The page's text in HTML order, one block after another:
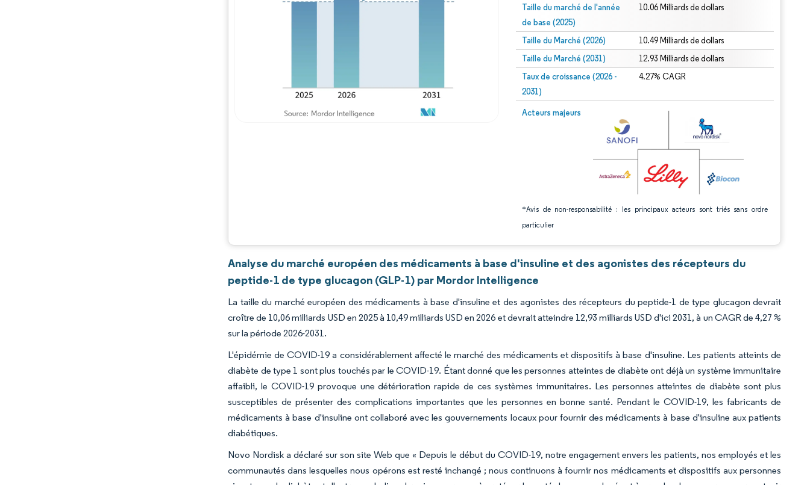
Taille du marché de l'année
de base (2025)
10.06 Milliards de dollars
Taille du Marché (2026) 10.49 Milliards de dollars
Taille du Marché (2031) 12.93 Milliards de dollars
Taux de croissance (2026 -
2031)
4.27% CAGR
Acteurs majeurs
*Avis de non-responsabilité : les principaux acteurs sont triés sans ordre
particulier
Image © Mordor Intelligence. La réutilisation nécessite une attribution sous CC BY 4.0.
Image © Mordor Intelligence. La réutilisation nécessite une attribution sous CC BY 4.0.
Analyse du marché européen des médicaments à base d'insuline et des agonistes des récepteurs du
peptide-1 de type glucagon (GLP-1) par Mordor Intelligence
La taille du marché européen des médicaments à base d'insuline et des agonistes des récepteurs du peptide-1 de type glucagon devrait
croître de 10,06 milliards USD en 2025 à 10,49 milliards USD en 2026 et devrait atteindre 12,93 milliards USD d'ici 2031, à un CAGR de 4,27 %
sur la période 2026-2031.
L'épidémie de COVID-19 a considérablement affecté le marché des médicaments et dispositifs à base d'insuline. Les patients atteints de
diabète de type 1 sont plus touchés par le COVID-19. Étant donné que les personnes atteintes de diabète ont déjà un système immunitaire
affaibli, le COVID-19 provoque une détérioration rapide de ces systèmes immunitaires. Les personnes atteintes de diabète sont plus
susceptibles de présenter des complications importantes que les personnes en bonne santé. Pendant le COVID-19, les fabricants de
médicaments à base d'insuline ont collaboré avec les gouvernements locaux pour fournir des médicaments à base d'insuline aux patients
diabétiques.
Novo Nordisk a déclaré sur son site Web que « Depuis le début du COVID-19, notre engagement envers les patients, nos employés et les
communautés dans lesquelles nous opérons est resté inchangé ; nous continuons à fournir nos médicaments et dispositifs aux personnes